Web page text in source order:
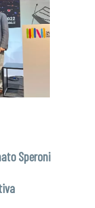
Speroni